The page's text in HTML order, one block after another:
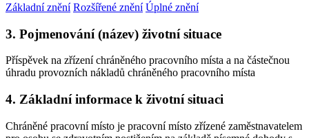
Základní znění Rozšířené znění Úplné znění
3. Pojmenování (název) životní situace
Příspěvek na zřízení chráněného pracovního místa a na částečnou
úhradu provozních nákladů chráněného pracovního místa
4. Základní informace k životní situaci
Chráněné pracovní místo je pracovní místo zřízené zaměstnavatelem